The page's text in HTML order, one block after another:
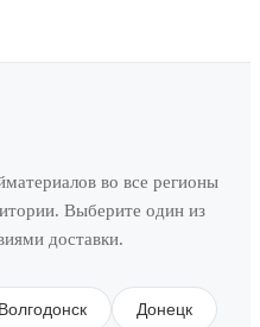
во все регионы
Выберите один из
доставки.
Волгодонск Донецк